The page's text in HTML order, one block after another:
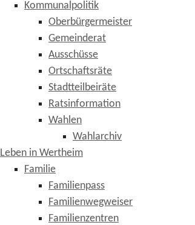
Kommunalpolitik
Oberbürgermeister
Gemeinderat
Ausschüsse
Ortschaftsräte
Stadtteilbeiräte
Ratsinformation
Wahlen
Wahlarchiv
Leben in Wertheim
Familie
Familienpass
Familienwegweiser
Familienzentren